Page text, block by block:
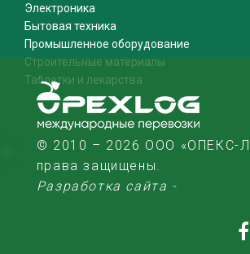
Электроника
Бытовая техника
Промышленное оборудование
Строительные материалы
Таблетки и лекарства
© 2010 – 2026 ООО «ОПЕКС-
права защищены.
Разработка сайта -